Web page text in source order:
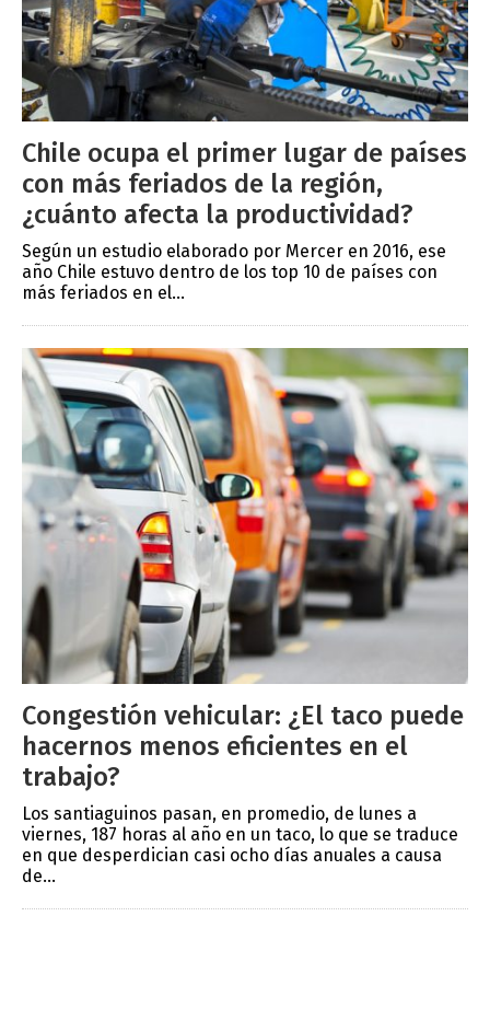
Chile ocupa el primer lugar de países
con más feriados de la región,
¿cuánto afecta la productividad?
Según un estudio elaborado por Mercer en 2016, ese
año Chile estuvo dentro de los top 10 de países con
más feriados en el...
Congestión vehicular: ¿El taco puede
hacernos menos eficientes en el
trabajo?
Los santiaguinos pasan, en promedio, de lunes a
viernes, 187 horas al año en un taco, lo que se traduce
en que desperdician casi ocho días anuales a causa
de...